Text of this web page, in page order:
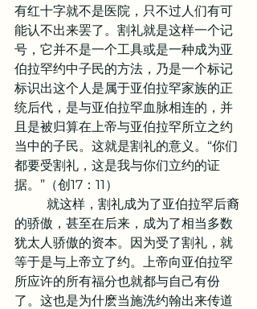
有红十字就不是医院，只不过人们有可
能认不出来罢了。割礼就是这样一个记
号，它并不是一个工具或是一种成为亚
伯拉罕约中子民的方法，乃是一个标记
标识出这个人是属于亚伯拉罕家族的正
统后代，是与亚伯拉罕血脉相连的，并
且是被归算在上帝与亚伯拉罕所立之约
当中的子民。这就是割礼的意义。“你们
都要受割礼，这是我与你们立约的证
据。”（创17：11）
的骄傲，甚至在后来，成为了相当多数
犹太人骄傲的资本。因为受了割礼，就
等于是与上帝立了约。上帝向亚伯拉罕
所应许的所有福分也就都与自己有份
了。这也是为什麽当施洗约翰出来传道